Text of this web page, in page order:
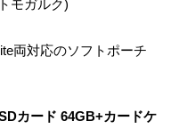
モガルク)
両対応のソフトポーチ
カード 64GB+カードケ